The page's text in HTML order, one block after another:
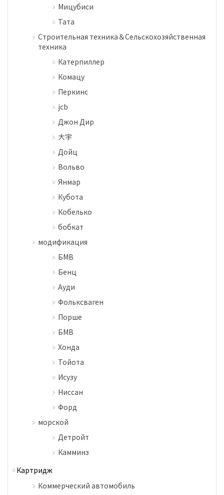
Мицубиси
Тата
Строительная техника＆Сельскохозяйственная
техника
Катерпиллер
Комацу
Перкинс
jcb
Джон Дир
大宇
Дойц
Вольво
Янмар
Кубота
Кобелько
бобкат
модификация
БМВ
Бенц
Ауди
Фольксваген
Порше
БМВ
Хонда
Тойота
Исузу
Ниссан
Форд
морской
Детройт
Камминз
Картридж
Коммерческий автомобиль